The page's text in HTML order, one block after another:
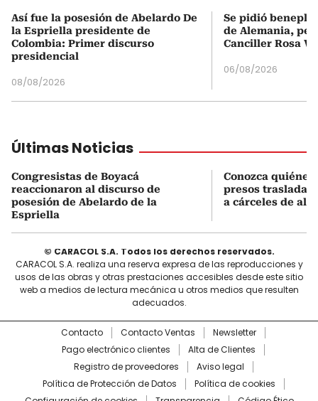
Así fue la posesión de Abelardo De
la Espriella presidente de
Colombia: Primer discurso
presidencial
08/08/2026
Se pidió
de Alemania,
Canciller Rosa
06/08/2026
Últimas Noticias
Congresistas de Boyacá
reaccionaron al discurso de
posesión de Abelardo de la
Espriella
Conozca quiénes
presos
a cárceles de
© CARACOL S.A. Todos los derechos reservados.
CARACOL S.A. realiza una reserva expresa de las reproducciones y
usos de las obras y otras prestaciones accesibles desde este sitio
web a medios de lectura mecánica u otros medios que resulten
adecuados.
Contacto Contacto Ventas
Newsletter
Pago electrónico clientes
Alta de Clientes
Registro de proveedores
Aviso legal
Política de Protección de Datos
Política de cookies